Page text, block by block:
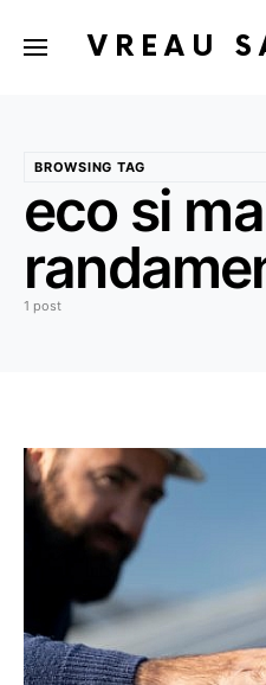
VREAU
BROWSING TAG
eco si
1 post